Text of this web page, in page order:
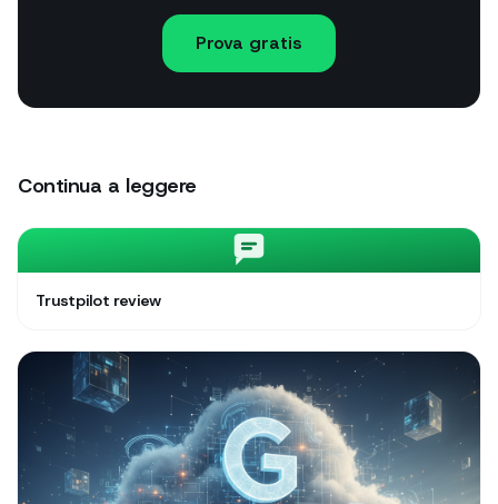
Prova gratis
Continua a leggere
Trustpilot review